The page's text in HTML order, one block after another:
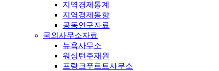
지역경제통계
지역경제동향
공동연구자료
국외사무소자료
뉴욕사무소
워싱턴주재원
프랑크푸르트사무소